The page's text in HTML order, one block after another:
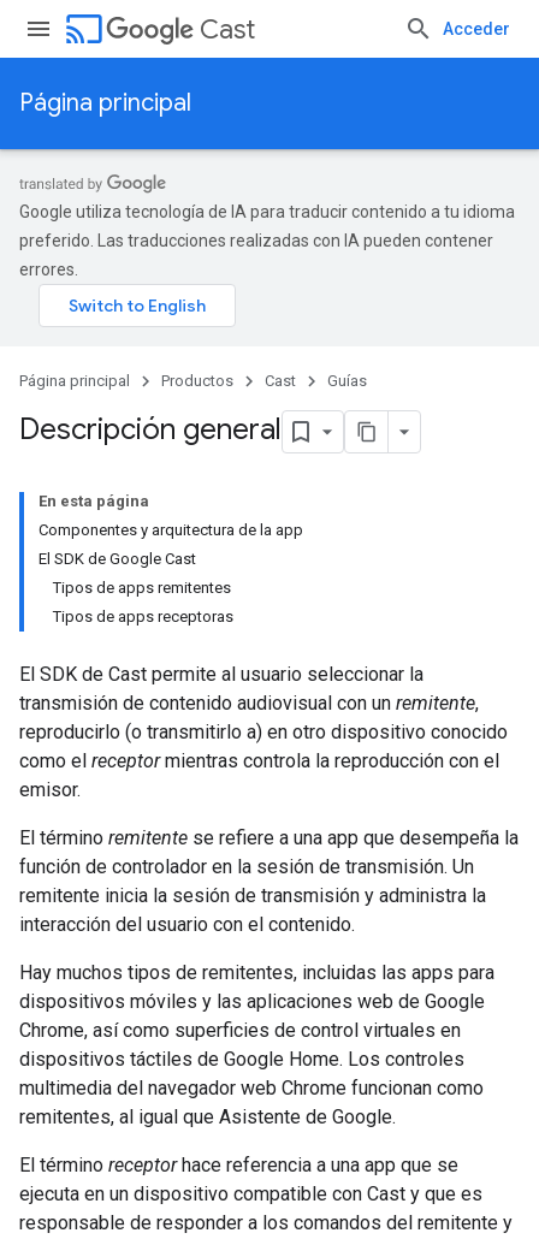
cast Cast Acceder
Página principal
Google utiliza tecnología de IA para traducir contenido a tu idioma
preferido. Las traducciones realizadas con IA pueden contener
errores.
Página principal Productos Cast Guías
Descripción general
En esta página
Componentes y arquitectura de la app
El SDK de Google Cast
Tipos de apps remitentes
Tipos de apps receptoras
El SDK de Cast permite al usuario seleccionar la
transmisión de contenido audiovisual con un remitente,
reproducirlo (o transmitirlo a) en otro dispositivo conocido
como el receptormientras controla la reproducción con el
emisor.
El término remitente se refiere a una app que desempeña la
función de controlador en la sesión de transmisión. Un
remitente inicia la sesión de transmisión y administra la
interacción del usuario con el contenido.
Hay muchos tipos de remitentes, incluidas las apps para
dispositivos móviles y las aplicaciones web de Google
Chrome, así como superficies de control virtuales en
dispositivos táctiles de Google Home. Los controles
multimedia del navegador web Chrome funcionan como
remitentes, al igual que Asistente de Google.
El término receptorhace referencia a una app que se
ejecuta en un dispositivo compatible con Cast y que es
responsable de responder a los comandos del remitente y